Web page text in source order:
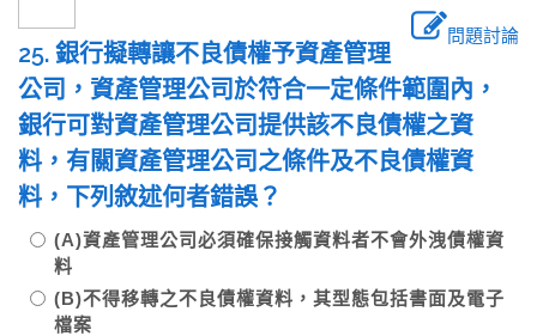
問題討論
25. 銀行擬轉讓不良債權予資產管理
公司，資產管理公司於符合一定條件範圍內，
銀行可對資產管理公司提供該不良債權之資
料，有關資產管理公司之條件及不良債權資
料，下列敘述何者錯誤？
(A)資產管理公司必須確保接觸資料者不會外洩債權資
料
(B)不得移轉之不良債權資料，其型態包括書面及電子
檔案